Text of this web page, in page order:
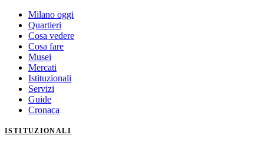
Milano oggi
Quartieri
Cosa vedere
Cosa fare
Musei
Mercati
Istituzionali
Servizi
Guide
Cronaca
ISTITUZIONALI